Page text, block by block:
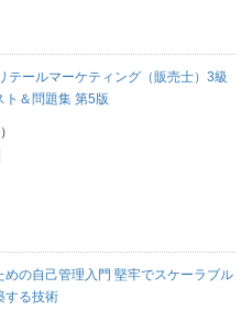
テールマーケティング（販売士）3級
ト＆問題集 第5版
めの自己管理入門 堅牢でスケーラブル
する技術